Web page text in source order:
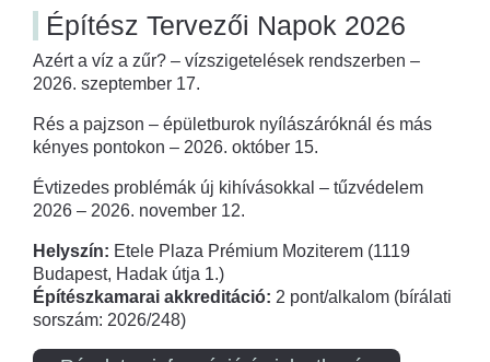
Építész Tervezői Napok 2026
Azért a víz a zűr? – vízszigetelések rendszerben –
2026. szeptember 17.
Rés a pajzson – épületburok nyílászáróknál és más
kényes pontokon – 2026. október 15.
Évtizedes problémák új kihívásokkal – tűzvédelem
2026 – 2026. november 12.
Helyszín: Etele Plaza Prémium Moziterem (1119
Budapest, Hadak útja 1.)
Építészkamarai akkreditáció: 2 pont/alkalom (bírálati
sorszám: 2026/248)